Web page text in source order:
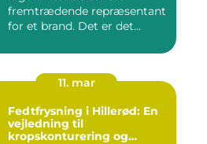
fremtrædende repræsentant
for et brand. Det er det...
11. mar
Fedtfrysning i Hillerød: En
vejledning til
kropskonturering og